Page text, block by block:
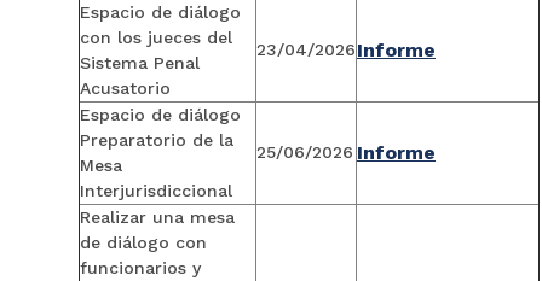
Espacio de diálogo
con los jueces del
Sistema Penal
Acusatorio
23/04/2026Informe
Espacio de diálogo
Preparatorio de la
Mesa
Interjurisdiccional
25/06/2026 Informe
Realizar una mesa
de diálogo con
funcionarios y